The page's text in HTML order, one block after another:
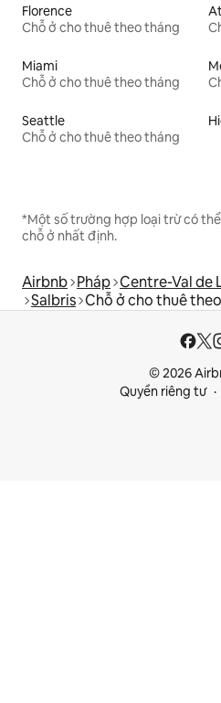
Florence
Chỗ ở cho thuê theo tháng
Miami
Chỗ ở cho thuê theo tháng
Seattle
Chỗ ở cho thuê theo tháng
*Một số trường hợp loại trừ có
chỗ ở nhất định.
Airbnb Pháp Centre-Val de
Salbris Chỗ ở cho thuê
© 2026
Quyền riêng tư